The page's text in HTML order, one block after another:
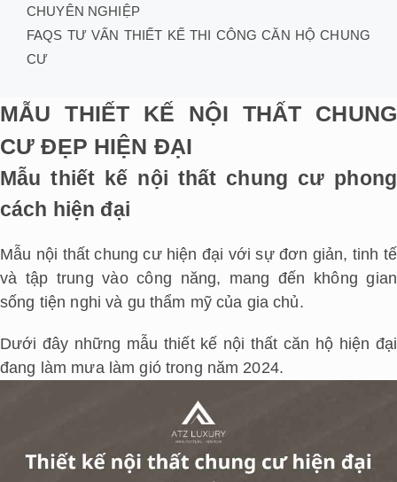
CHUYÊN NGHIỆP
FAQS TƯ VẤN THIẾT KẾ THI CÔNG CĂN HỘ CHUNG
CƯ
MẪU THIẾT KẾ NỘI THẤT CHUNG
CƯ ĐẸP HIỆN ĐẠI
Mẫu thiết kế nội thất chung cư phong
cách hiện đại
Mẫu nội thất chung cư hiện đại với sự đơn giản, tinh tế
và tập trung vào công năng, mang đến không gian
sống tiện nghi và gu thẩm mỹ của gia chủ.
Dưới đây những mẫu thiết kế nội thất căn hộ hiện đại
đang làm mưa làm gió trong năm 2024.